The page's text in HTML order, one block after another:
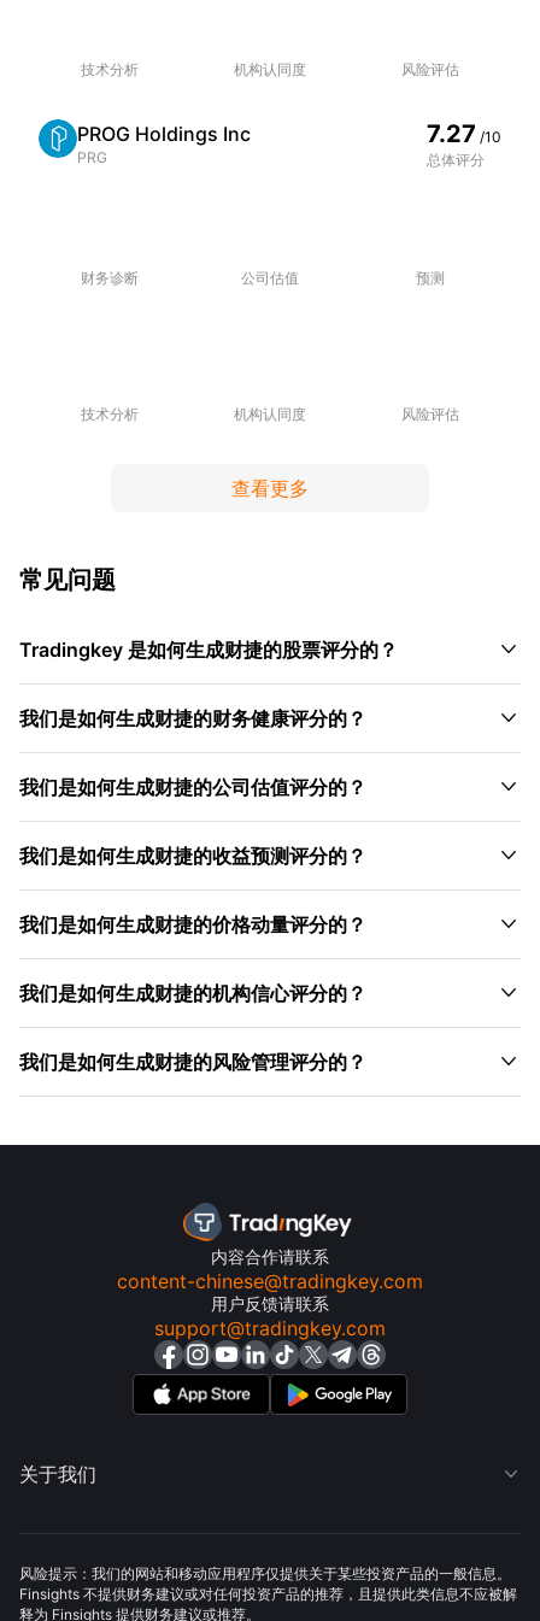
技术分析 机构认同度 风险评估
PROG Holdings Inc
PRG
7.27 /10
总体评分
财务诊断 公司估值 预测
技术分析 机构认同度 风险评估
查看更多
常见问题
Tradingkey 是如何生成财捷的股票评分的？ 
我们是如何生成财捷的财务健康评分的？ 
我们是如何生成财捷的公司估值评分的？ 
我们是如何生成财捷的收益预测评分的？ 
我们是如何生成财捷的价格动量评分的？ 
我们是如何生成财捷的机构信心评分的？ 
我们是如何生成财捷的风险管理评分的？ 
内容合作请联系
content-chinese@tradingkey.com
用户反馈请联系
support@tradingkey.com
关于我们 
风险提示：我们的网站和移动应用程序仅提供关于某些投资产品的一般信息。
Finsights 不提供财务建议或对任何投资产品的推荐，且提供此类信息不应被解
释为 Finsights 提供财务建议或推荐。